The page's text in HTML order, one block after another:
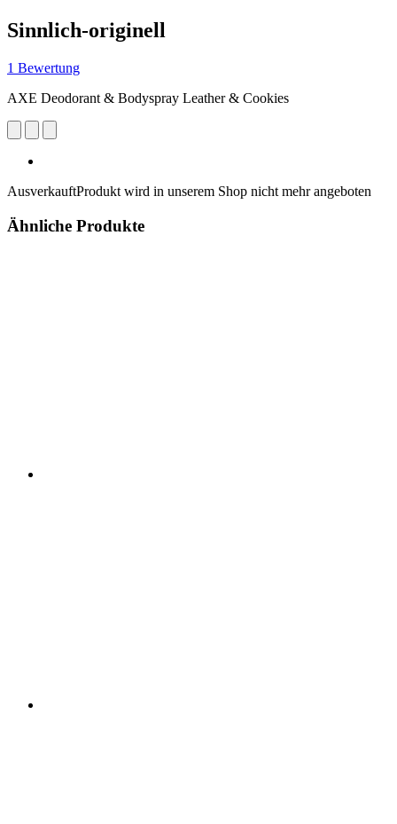
Sinnlich-originell
1 Bewertung
AXE Deodorant & Bodyspray Leather & Cookies
AusverkauftProdukt wird in unserem Shop nicht mehr angeboten
Ähnliche Produkte